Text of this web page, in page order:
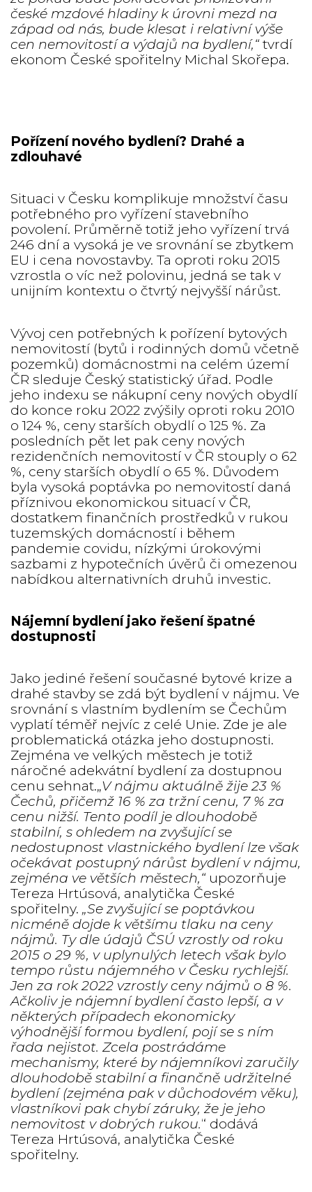
české mzdové hladiny k úrovni mezd na
západ od nás, bude klesat i relativní výše
cen nemovitostí a výdajů na bydlení,“tvrdí
ekonom České spořitelny Michal Skořepa.
Pořízení nového bydlení? Drahé a
zdlouhavé
Situaci v Česku komplikuje množství času
potřebného pro vyřízení stavebního
povolení. Průměrně totiž jeho vyřízení trvá
246 dní a vysoká je ve srovnání se zbytkem
EU i cena novostavby. Ta oproti roku 2015
vzrostla o víc než polovinu, jedná se tak v
unijním kontextu o čtvrtý nejvyšší nárůst.
Vývoj cen potřebných k pořízení bytových
nemovitostí (bytů i rodinných domů včetně
pozemků) domácnostmi na celém území
ČR sleduje Český statistický úřad. Podle
jeho indexu se nákupní ceny nových obydlí
do konce roku 2022 zvýšily oproti roku 2010
o 124 %, ceny starších obydlí o 125 %. Za
posledních pět let pak ceny nových
rezidenčních nemovitostí v ČR stouply o 62
%, ceny starších obydlí o 65 %. Důvodem
byla vysoká poptávka po nemovitostí daná
příznivou ekonomickou situací v ČR,
dostatkem finančních prostředků v rukou
tuzemských domácností i během
pandemie covidu, nízkými úrokovými
sazbami z hypotečních úvěrů či omezenou
nabídkou alternativních druhů investic.
Nájemní bydlení jako řešení špatné
dostupnosti
Jako jediné řešení současné bytové krize a
drahé stavby se zdá být bydlení v nájmu. Ve
srovnání s vlastním bydlením se Čechům
vyplatí téměř nejvíc z celé Unie. Zde je ale
problematická otázka jeho dostupnosti.
Zejména ve velkých městech je totiž
náročné adekvátní bydlení za dostupnou
cenu sehnat.„V nájmu aktuálně žije 23 %
Čechů, přičemž 16 % za tržní cenu, 7 % za
cenu nižší. Tento podíl je dlouhodobě
stabilní, s ohledem na zvyšující se
nedostupnost vlastnického bydlení lze však
očekávat postupný nárůst bydlení v nájmu,
zejména ve větších městech,“upozorňuje
Tereza Hrtúsová, analytička České
spořitelny. „Se zvyšující se poptávkou
nicméně dojde k většímu tlaku na ceny
nájmů. Ty dle údajů ČSÚ vzrostly od roku
2015 o 29 %, v uplynulých letech však bylo
tempo růstu nájemného v Česku rychlejší.
Jen za rok 2022 vzrostly ceny nájmů o 8 %.
Ačkoliv je nájemní bydlení často lepší, a v
některých případech ekonomicky
výhodnější formou bydlení, pojí se s ním
řada nejistot. Zcela postrádáme
mechanismy, které by nájemníkovi zaručily
dlouhodobě stabilní a finančně udržitelné
bydlení (zejména pak v důchodovém věku),
vlastníkovi pak chybí záruky, že je jeho
nemovitost v dobrých rukou.“ dodává
Tereza Hrtúsová, analytička České
spořitelny.